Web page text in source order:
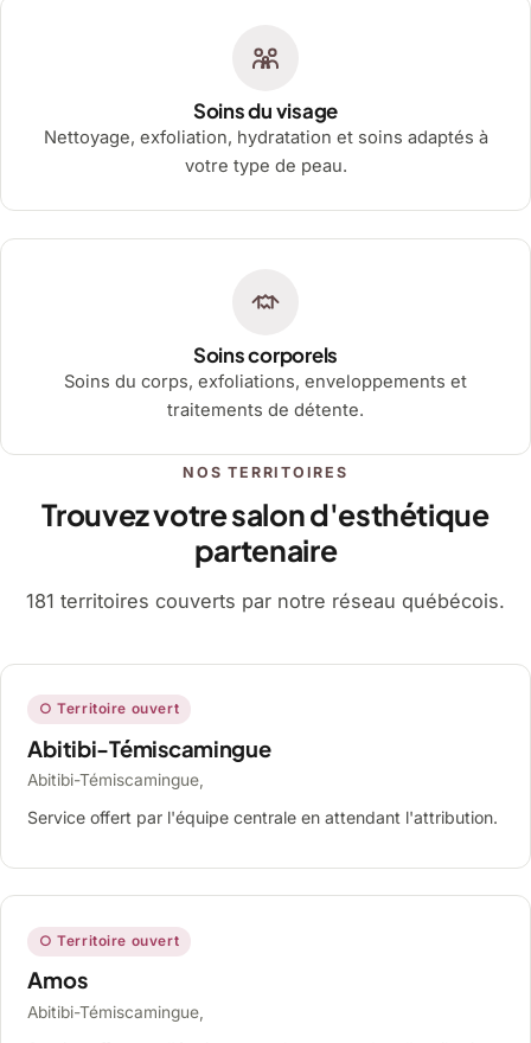
Soins du visage
Nettoyage, exfoliation, hydratation et soins adaptés à
votre type de peau.
Soins corporels
Soins du corps, exfoliations, enveloppements et
traitements de détente.
NOS TERRITOIRES
Trouvez votre salon d'esthétique
partenaire
181 territoires couverts par notre réseau québécois.
○ Territoire ouvert
Abitibi-Témiscamingue
Abitibi-Témiscamingue,
Service offert par l'équipe centrale en attendant l'attribution.
○ Territoire ouvert
Amos
Abitibi-Témiscamingue,